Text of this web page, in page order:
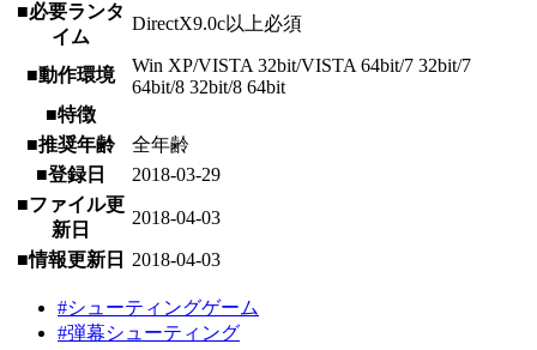
■必要ランタ
イム
DirectX9.0c以上必須
■動作環境
Win XP/VISTA 32bit/VISTA 64bit/7 32bit/7
64bit/8 32bit/8 64bit
■特徴
■推奨年齢
全年齢
■登録日
2018-03-29
■ファイル更
新日
2018-04-03
■情報更新日 2018-04-03
#シューティングゲーム
#弾幕シューティング